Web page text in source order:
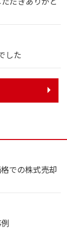
した
での株式売却